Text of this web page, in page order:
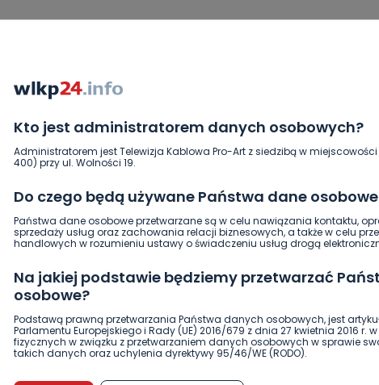
Kto jest administratorem danych osobowych?
Administratorem jest Telewizja Kablowa Pro-Art z siedzibą w
400) przy ul. Wolności 19.
Do czego będą używane Państwa dane
Państwa dane osobowe przetwarzane są w celu nawiązania kontaktu,
sprzedaży usług oraz zachowania relacji biznesowych, a także w celu
handlowych w rozumieniu ustawy o świadczeniu usług drogą
Na jakiej podstawie będziemy przetwarzać
osobowe?
Podstawą prawną przetwarzania Państwa danych osobowych, jest
Parlamentu Europejskiego i Rady (UE) 2016/679 z dnia 27 kwietnia 2016 r.
fizycznych w związku z przetwarzaniem danych osobowych w sprawie
takich danych oraz uchylenia dyrektywy 95/46/WE (RODO).
jako pierwszy!